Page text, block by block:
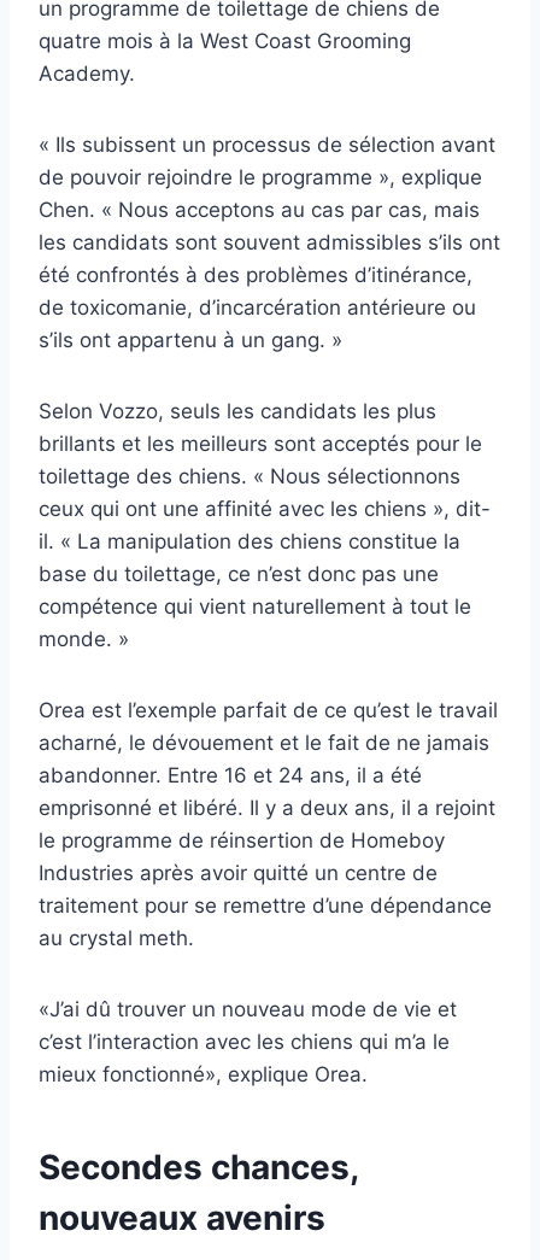
un programme de toilettage de chiens de
quatre mois à la West Coast Grooming
Academy.
« Ils subissent un processus de sélection avant
de pouvoir rejoindre le programme », explique
Chen. « Nous acceptons au cas par cas, mais
les candidats sont souvent admissibles s’ils ont
été confrontés à des problèmes d’itinérance,
de toxicomanie, d’incarcération antérieure ou
s’ils ont appartenu à un gang. »
Selon Vozzo, seuls les candidats les plus
brillants et les meilleurs sont acceptés pour le
toilettage des chiens. « Nous sélectionnons
ceux qui ont une affinité avec les chiens », dit-
il. « La manipulation des chiens constitue la
base du toilettage, ce n’est donc pas une
compétence qui vient naturellement à tout le
monde. »
Orea est l’exemple parfait de ce qu’est le travail
acharné, le dévouement et le fait de ne jamais
abandonner. Entre 16 et 24 ans, il a été
emprisonné et libéré. Il y a deux ans, il a rejoint
le programme de réinsertion de Homeboy
Industries après avoir quitté un centre de
traitement pour se remettre d’une dépendance
au crystal meth.
«J’ai dû trouver un nouveau mode de vie et
c’est l’interaction avec les chiens qui m’a le
mieux fonctionné», explique Orea.
Secondes chances,
nouveaux avenirs